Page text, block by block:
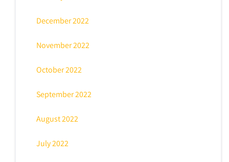
December 2022
November 2022
October 2022
September 2022
August 2022
July 2022